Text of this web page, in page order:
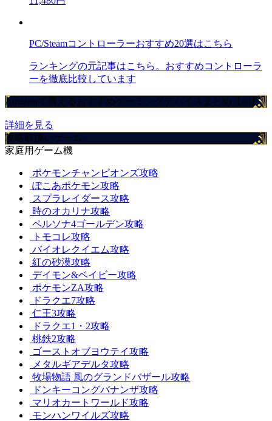
PC/Steamコントローラーおすすめ20選はこちら
ランキングの元記事はこちら。おすすめコントローラ
ーを徹底比較しています
Amazonで買えるおすすめゲーミングデバイスまとめ【ad】
詳細を見る
攻略取扱いゲーム
家庭用ゲーム機
ポケモンチャンピオンズ攻略
ぽこあポケモン攻略
スプラレイダース攻略
時のオカリナ攻略
ペルソナ4ゴールデン攻略
トモコレ攻略
バイオレクイエム攻略
紅の砂漠攻略
デイモン&ベイビー攻略
ポケモンZA攻略
ドラクエ7攻略
仁王3攻略
ドラクエ1・2攻略
桃鉄2攻略
ゴーストオブヨウテイ攻略
メタルギアデルタ攻略
牧場物語 風のグランドバザール攻略
ドンキーコングバナンザ攻略
マリオカートワールド攻略
モンハンワイルズ攻略